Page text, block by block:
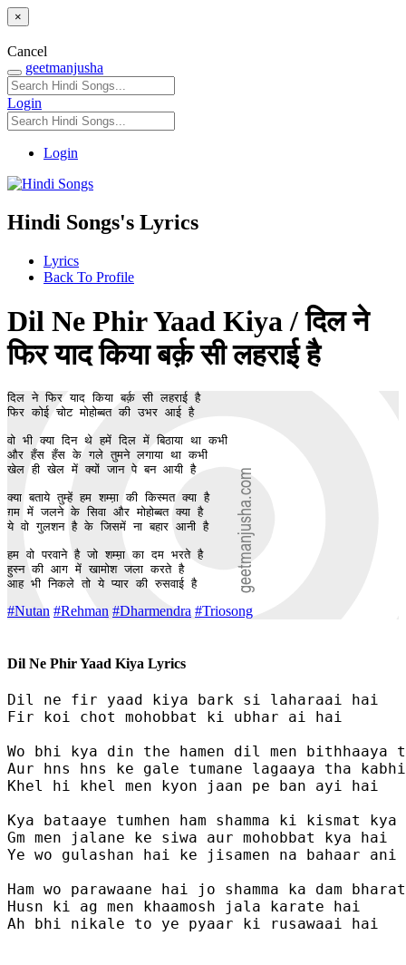
×
Cancel
geetmanjusha
Login
Login
Hindi Songs's Lyrics
Lyrics
Back To Profile
Dil Ne Phir Yaad Kiya / दिल ने
फिर याद किया बर्क़ सी लहराई है
दिल ने फिर याद किया बर्क़ सी लहराई है
फिर कोई चोट मोहोब्बत की उभर आई है
वो भी क्या दिन थे हमें दिल में बिठाया था कभी
और हँस हँस के गले तुमने लगाया था कभी
खेल ही खेल में क्यों जान पे बन आयी है
क्या बताये तुम्हें हम शम्म़ा की किस्मत क्या है
ग़म में जलने के सिवा और मोहोब्बत क्या है
ये वो गुलशन है के जिसमें ना बहार आनी है
हम वो परवाने है जो शम्म़ा का दम भरते है
हुस्न की आग में खामोश जला करते है
आह भी निकले तो ये प्यार की रुसवाई है
#Nutan #Rehman #Dharmendra #Triosong
Dil Ne Phir Yaad Kiya Lyrics
Dil ne fir yaad kiya bark si laharaai hai
Fir koi chot mohobbat ki ubhar ai hai
Wo bhi kya din the hamen dil men bithhaaya
Aur hns hns ke gale tumane lagaaya tha kabhi
Khel hi khel men kyon jaan pe ban ayi hai
Kya bataaye tumhen ham shamma ki kismat
Gm men jalane ke siwa aur mohobbat kya hai
Ye wo gulashan hai ke jisamen na bahaar ani
Ham wo parawaane hai jo shamma ka dam
Husn ki ag men khaamosh jala karate hai
Ah bhi nikale to ye pyaar ki rusawaai hai